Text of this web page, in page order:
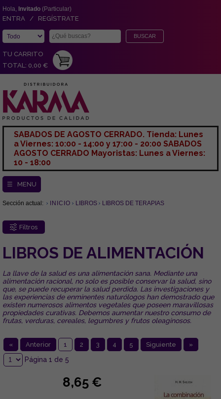
Hola, Invitado (Particular)
ENTRA / REGÍSTRATE
TU CARRITO
TOTAL: 0,00 €
SABADOS DE AGOSTO CERRADO. Tienda: Lunes
a Viernes: 10:00 - 14:00 y 17:00 - 20:00 SABADOS
AGOSTO CERRADO Mayoristas: Lunes a Viernes:
10 - 18:00
☰ MENU
Sección actual: INICIO LIBROS LIBROS DE TERAPIAS
Filtros
LIBROS DE ALIMENTACIÓN
La llave de la salud es una alimentación sana. Mediante una
alimentación racional, no solo es posible conservar la salud, sino
que, se puede recuperar la salud perdida. Las investigaciones y
las experiencias de enminentes naturólogos han demostrado que
existen numerosos alimentos vegetales que poseen maravillosas
propiedades curativas. Debemos aumentar nuestro consumo de
frutas, verduras, cereales, legumbres y frutos oleaginosos.
« Anterior 1 2 3 4 5 Siguiente »
Página 1 de 5
8,65 €